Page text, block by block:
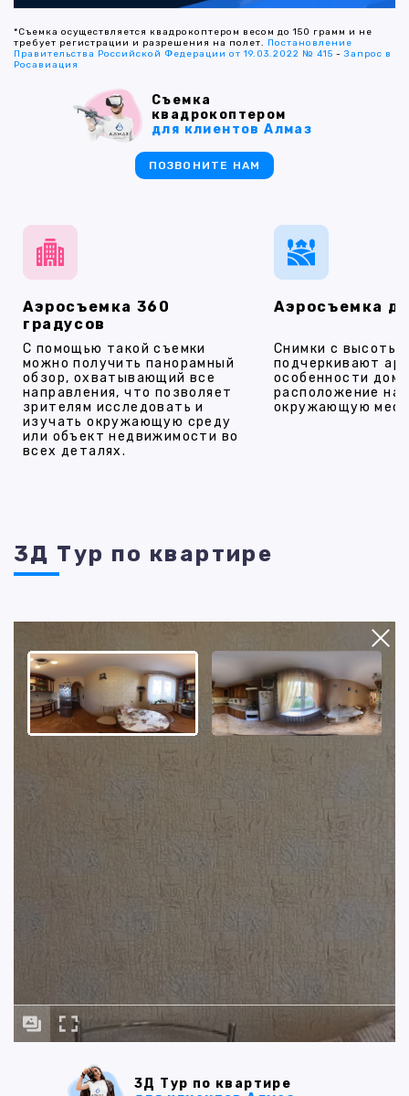
Аэросъемка 360
градусов
С помощью такой съемки
можно получить панорамный
обзор, охватывающий все
направления, что позволяет
зрителям исследовать и
изучать окружающую среду
или объект недвижимости во
всех деталях.
Аэросъемка
Снимки с высоты
подчеркивают
особенности
расположение на
окружающую
*Съемка осуществляется квадрокоптером весом до 150 грамм и не
требует регистрации и разрешения на полет. Постановление
Правительства Российской Федерации от 19.03.2022 № 415 -Запрос в
Росавиация
Съемка
квадрокоптером
для клиентов Алмаз
ПОЗВОНИТЕ НАМ
3Д Тур по квартире
3Д Тур по квартире